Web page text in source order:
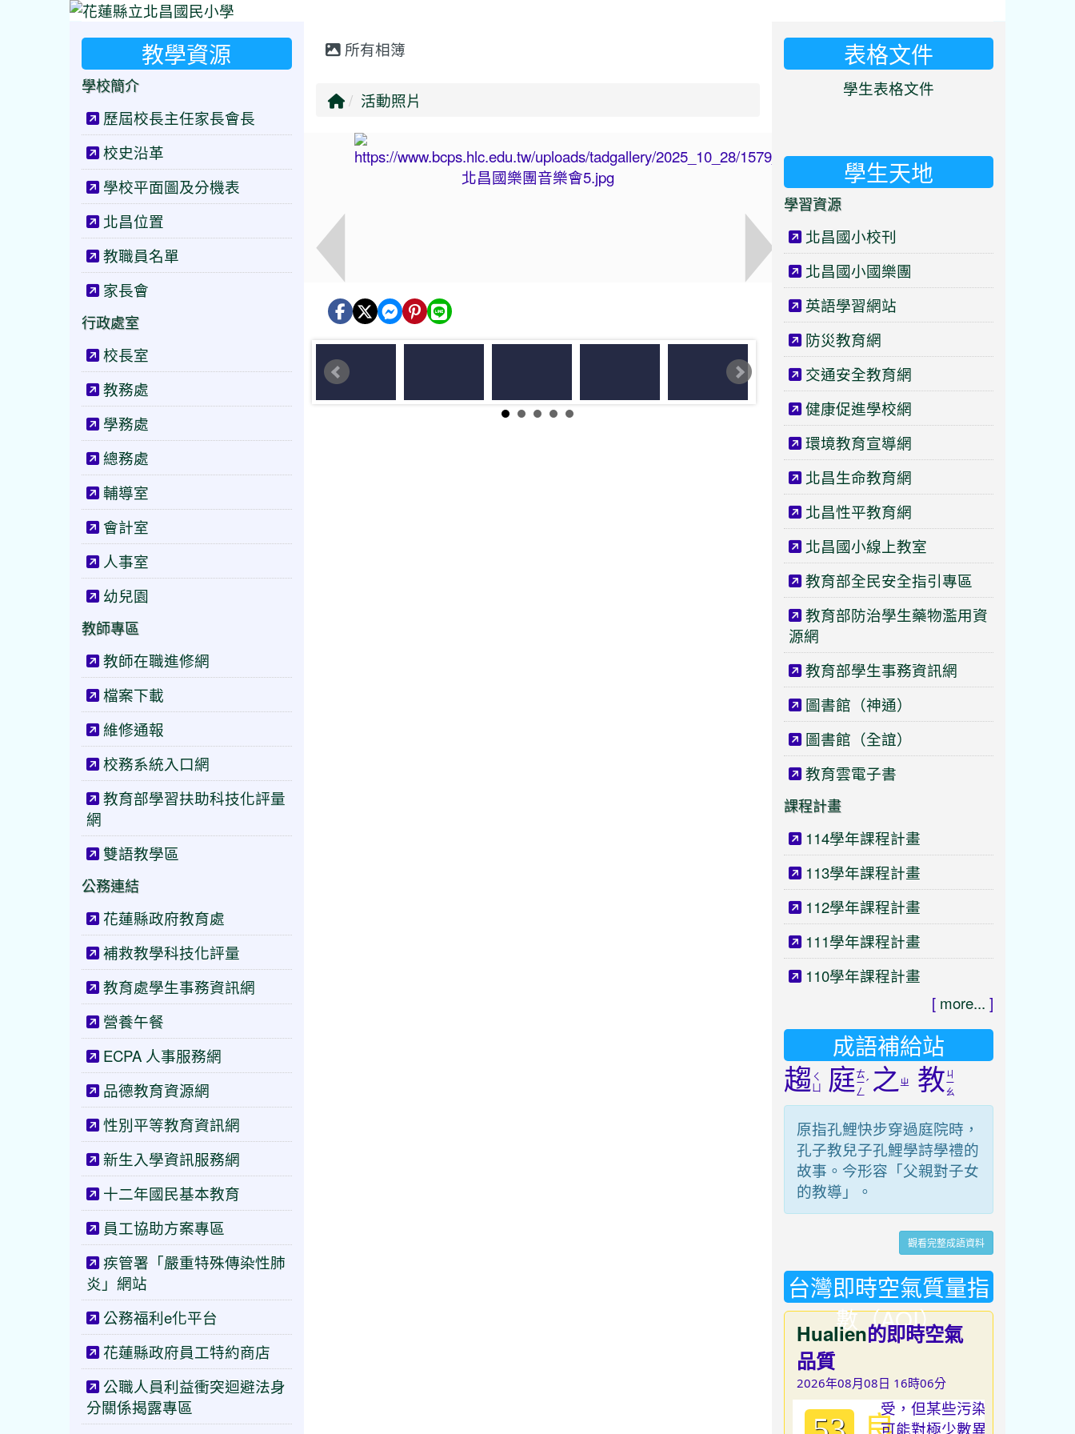
所有相簿
回首頁
活動照片
教學資源
學校簡介
歷屆校長主任家長會長
校史沿革
學校平面圖及分機表
北昌位置
教職員名單
家長會
行政處室
校長室
教務處
學務處
總務處
輔導室
會計室
人事室
幼兒園
教師專區
教師在職進修網
檔案下載
維修通報
校務系統入口網
教育部學習扶助科技化評量
網
雙語教學區
公務連結
花蓮縣政府教育處
補救教學科技化評量
教育處學生事務資訊網
營養午餐
ECPA 人事服務網
品德教育資源網
性別平等教育資訊網
新生入學資訊服務網
十二年國民基本教育
員工協助方案專區
疾管署「嚴重特殊傳染性肺
炎」網站
公務福利e化平台
花蓮縣政府員工特約商店
公職人員利益衝突迴避法身
分關係揭露專區
表格文件
學生表格文件
學生天地
學習資源
北昌國小校刊
北昌國小國樂團
英語學習網站
防災教育網
交通安全教育網
健康促進學校網
環境教育宣導網
北昌生命教育網
北昌性平教育網
北昌國小線上教室
教育部全民安全指引專區
教育部防治學生藥物濫用資
源網
教育部學生事務資訊網
圖書館（神通）
圖書館（全誼）
教育雲電子書
課程計畫
114學年課程計畫
113學年課程計畫
112學年課程計畫
111學年課程計畫
110學年課程計畫
[ more... ]
成語補給站
趨 ㄑ
ㄩ
庭ㄊ
ㄧ
ㄥ
ˊ 之ㄓ 教 ㄐ
ㄧ
ㄠ
原指孔鯉快步穿過庭院時，
孔子教兒子孔鯉學詩學禮的
故事。今形容「父親對子女
的教導」。
觀看完整成語資料
台灣即時空氣質量指
數（AQI）
Hualien的即時空氣
品質
2026年08月08日 16時06分